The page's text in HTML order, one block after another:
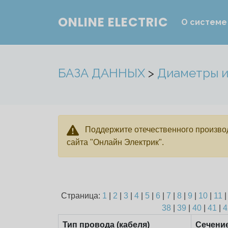
ONLINE ELECTRIC О системе
БАЗА ДАННЫХ > Диаметры
Поддержите отечественного
сайта "Онлайн Электрик".
Страница: 1 2 3 4| 5 6 7 8 9 10| 11
38
39 40 41
Тип провода (кабеля)